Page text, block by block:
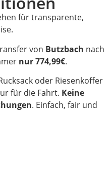
für transparente,
von Butzbach nach
nur 774,99€.
oder Riesenkoffer
für die Fahrt. Keine
. Einfach, fair und